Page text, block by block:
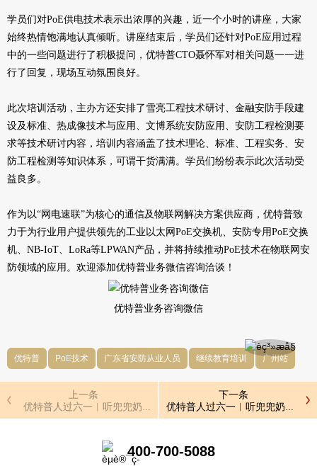
学员们对PoE供电技术表示出浓厚的兴趣，近一个小时的讲座，大家
始终热情饱满地认真倾听。讲座结束后，学员们还针对PoE应用过程
中的一些问题进行了积极提问，优特普CTO聂怀军对相关问题一一进
行了回复，现场互动氛围良好。
此次培训活动，主办方还安排了雪亮工程技术研讨、金融安防手段建
设及标准、热成像技术与应用、文博系统安防应用、安防工程检测要
求等技术研讨内容，培训内容涵盖了技术理论、标准、工程实务、安
防工程检测等知识体系，可谓干货满满。学员们纷纷表示此次活动受
益良多。
作为以“网电速联”为核心的通信及物联网解决方案供应商，优特普致
力于为行业用户提供领先的工业以太网PoE交换机、安防专用PoE交换
机、NB-IoT、LoRa等LPWAN产品，并将持续推动PoE技术在物联网安
防领域的应用。欢迎添加优特普业务微信咨询洽谈！
优特普业务咨询微信
优特普 PoE技术 广东省安防从业人员 继续教育培训 广州站
上一条
优特普人过六一︱听兜兜奶奶讲故事
下一条
优特普人过六一︱听兜兜奶奶讲故
400-700-5088